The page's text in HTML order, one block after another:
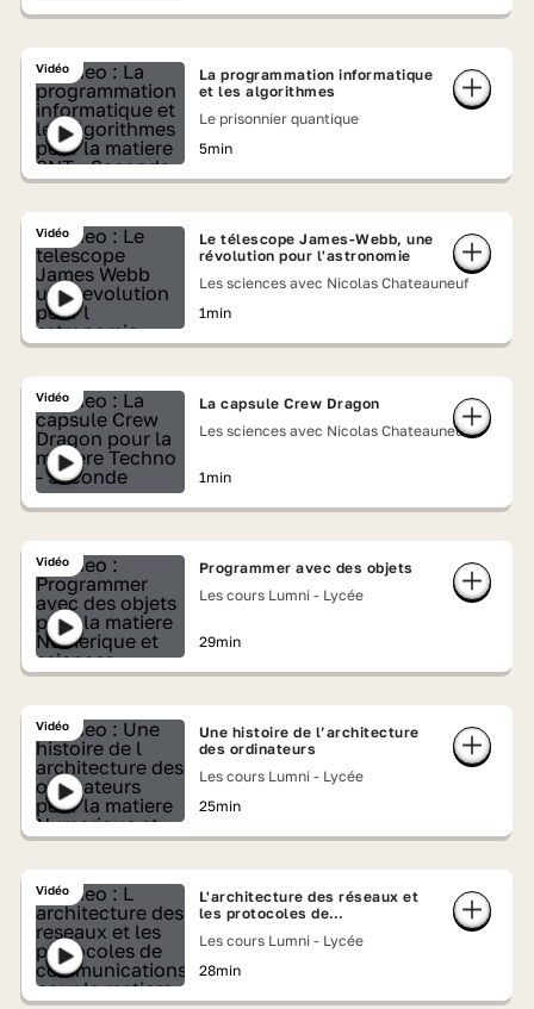
Vidéo
La programmation informatique
et les algorithmes
Le prisonnier quantique
5min
Vidéo
Le télescope James-Webb, une
révolution pour l'astronomie
Les sciences avec Nicolas Chateauneuf
1min
Vidéo
La capsule Crew Dragon
Les sciences avec Nicolas Chateauneuf
1min
Vidéo
Programmer avec des objets
Les cours Lumni - Lycée
29min
Vidéo
Une histoire de l’architecture
des ordinateurs
Les cours Lumni - Lycée
25min
Vidéo
L'architecture des réseaux et
les protocoles de
Les cours Lumni - Lycée
28min